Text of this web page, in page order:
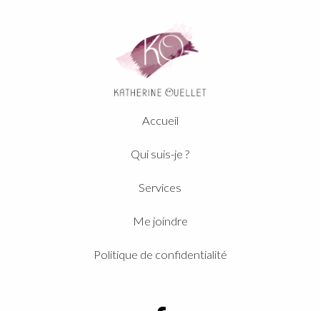
Accueil
Qui suis-je ?
Services
Me joindre
Politique de confidentialité